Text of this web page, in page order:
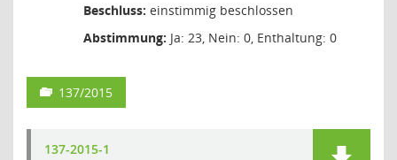
Beschluss: einstimmig beschlossen
Abstimmung: Ja: 23, Nein: 0, Enthaltung: 0
137/2015
137-2015-1